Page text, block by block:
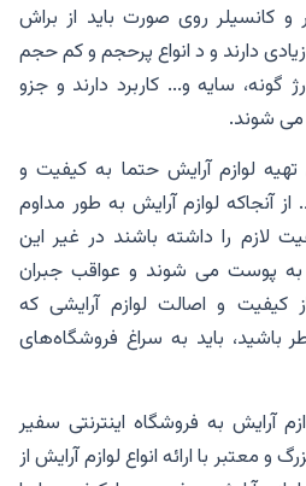
و کانسیلر روی صورت باید از براش
دارند و د انواع پرحجم و کم حجم
گونه، سایه و... کاربرد دارند و جزو
شوند.
لوازم آرایش حتما به کیفیت و
آنجاکه لوازم آرایش به طور مداوم
لازم را داشته باشند در غیر این
پوست می شوند و عواقب جبران
کیفیت و اصالت لوازم آرایشی که
باشید، باید به سراغ فروشگاه‌های
آرایش به فروشگاه اینترنتی سفیر
معتبر با ارائه انواع لوازم آرایش از